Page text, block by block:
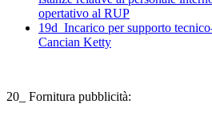
opertativo al RUP
19d_Incarico per supporto
Cancian Ketty
20_ Fornitura pubblicità: